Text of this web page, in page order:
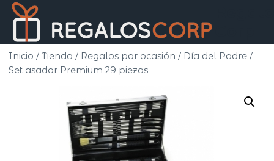
Saltar
contenido
Inicio / Tienda / Regalos por ocasión / Día del Padre /
Set asador Premium 29 piezas